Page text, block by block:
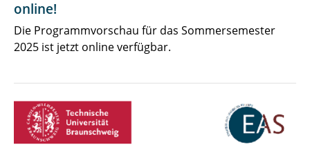
online!
Die Programmvorschau für das Sommersemester
2025 ist jetzt online verfügbar.